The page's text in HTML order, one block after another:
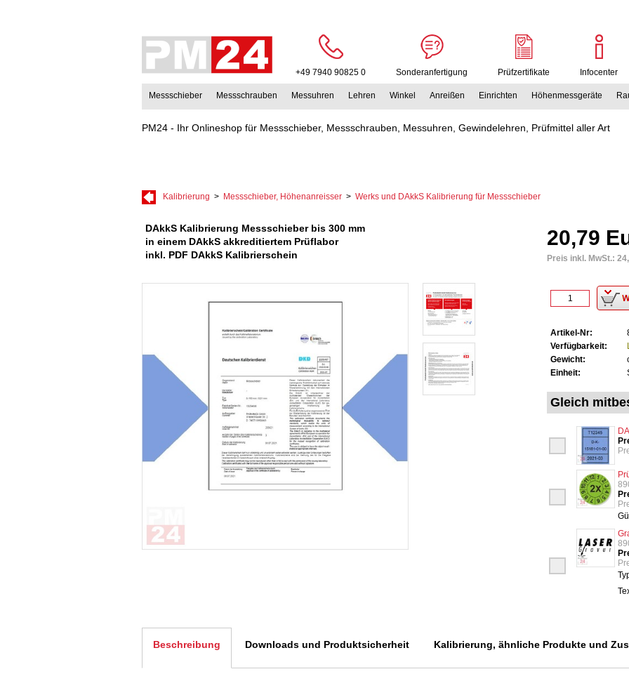
+49 7940 90825 0 Sonderanfertigung Prüfzertifikate Infocenter
Messschieber Messschrauben Messuhren Lehren Winkel Anreißen Einrichten Höhenmessgeräte
PM24 - Ihr Onlineshop für Messschieber, Messschrauben, Messuhren, Gewindelehren, Prüfmittel aller Art
Kalibrierung > Messschieber, Höhenanreisser > Werks und DAkkS Kalibrierung für Messschieber
DAkkS Kalibrierung Messschieber bis 300 mm
in einem DAkkS akkreditiertem Prüflabor
inkl. PDF DAkkS Kalibrierschein
20,79
Preis inkl. MwSt.:
Artikel-Nr:
Verfügbarkeit:
Gewicht:
Einheit:
Gleich
Beschreibung Downloads und Produktsicherheit Kalibrierung, ähnliche Produkte und